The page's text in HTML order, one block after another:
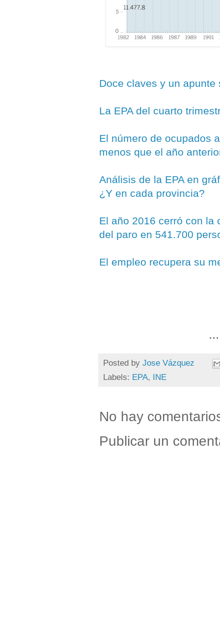
Doce claves y un apunte
La EPA del cuarto
El número de ocupados
menos que el año
Análisis de la EPA en
¿Y en cada provincia?
El año 2016 cerró con la
del paro en 541.700
El empleo recupera su
...
Posted by Jose Vázquez
Labels: EPA, INE
No hay
Publicar un